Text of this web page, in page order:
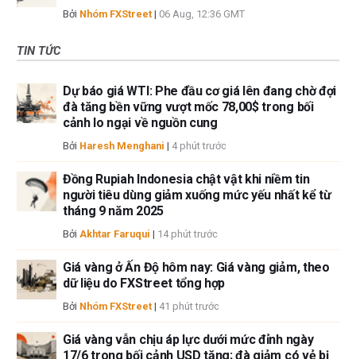
Bởi Nhóm FXStreet | 06 Aug, 12:36 GMT
TIN TỨC
Dự báo giá WTI: Phe đầu cơ giá lên đang chờ đợi
đà tăng bền vững vượt mốc 78,00$ trong bối
cảnh lo ngại về nguồn cung
Bởi Haresh Menghani | 4 phút trước
Đồng Rupiah Indonesia chật vật khi niềm tin
người tiêu dùng giảm xuống mức yếu nhất kể từ
tháng 9 năm 2025
Bởi Akhtar Faruqui | 14 phút trước
Giá vàng ở Ấn Độ hôm nay: Giá vàng giảm, theo
dữ liệu do FXStreet tổng hợp
Bởi Nhóm FXStreet | 41 phút trước
Giá vàng vẫn chịu áp lực dưới mức đỉnh ngày
17/6 trong bối cảnh USD tăng; đà giảm có vẻ bị